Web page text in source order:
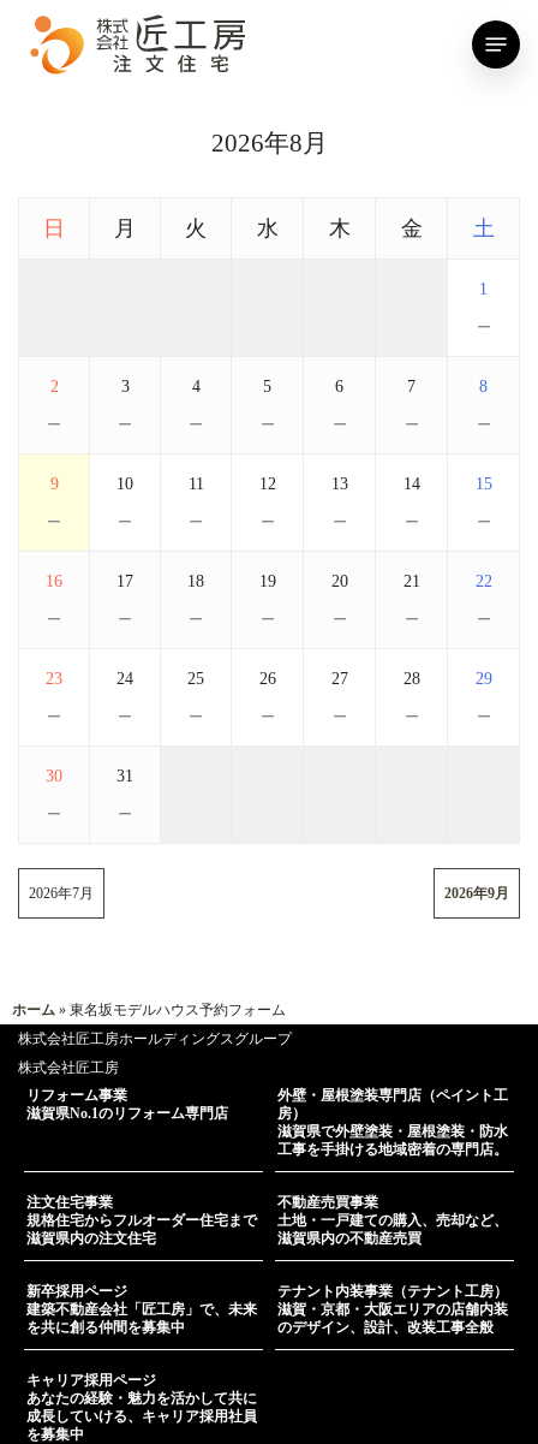
Menu
2026年8月
日 月 火 水 木 金 土
1
－
2
－
3
－
4
－
5
－
6
－
7
－
8
－
9
－
10
－
11
－
12
－
13
－
14
－
15
－
16
－
17
－
18
－
19
－
20
－
21
－
22
－
23
－
24
－
25
－
26
－
27
－
28
－
29
－
30
－
31
－
2026年7月 2026年9月
ホーム » 東名坂モデルハウス予約フォーム
株式会社匠工房ホールディングスグループ
株式会社匠工房
リフォーム事業
滋賀県No.1のリフォーム専門店
外壁・屋根塗装専門店（ペイント工
房）
滋賀県で外壁塗装・屋根塗装・防水
工事を手掛ける地域密着の専門店。
注文住宅事業
規格住宅からフルオーダー住宅まで
滋賀県内の注文住宅
不動産売買事業
土地・一戸建ての購入、売却など、
滋賀県内の不動産売買
新卒採用ページ
建築不動産会社「匠工房」で、未来
を共に創る仲間を募集中
テナント内装事業（テナント工房）
滋賀・京都・大阪エリアの店舗内装
のデザイン、設計、改装工事全般
キャリア採用ページ
あなたの経験・魅力を活かして共に
成長していける、キャリア採用社員
を募集中